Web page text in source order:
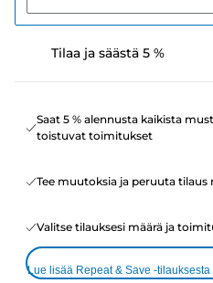
Tilaa ja säästä 5 %
Saat 5 % alennusta kaikista
toistuvat toimitukset
Tee muutoksia ja peruuta tilaus
Valitse tilauksesi määrä ja
Lue lisää Repeat & Save -tilauksesta